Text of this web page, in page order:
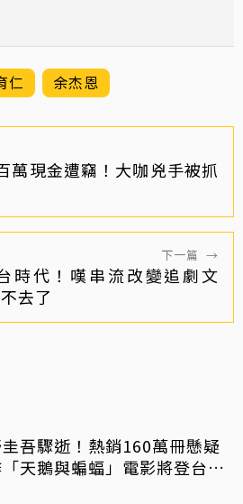
仁 余杰恩
萬現金遭竊！大咖兇手被抓
下一篇 →
時代！嘆串流改變追劇文
去了
吾驟逝！熱銷160萬冊懸疑
天鵝與蝙蝠」電影將登台上